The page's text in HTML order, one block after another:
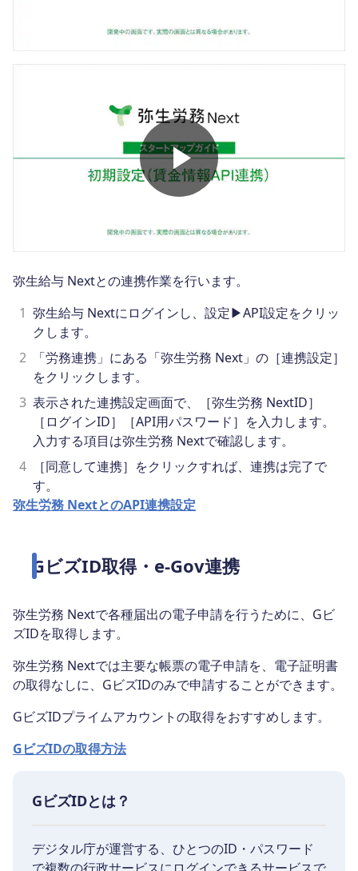
弥生給与 Nextとの連携作業を行います。
1 弥生給与 Nextにログインし、設定▶API設定をクリッ
クします。
2
「労務連携」にある「弥生労務 Next」の［連携設定］
をクリックします。
3 表示された連携設定画面で、［弥生労務 NextID］
［ログインID］［API用パスワード］を入力します。
入力する項目は弥生労務 Nextで確認します。
4
［同意して連携］をクリックすれば、連携は完了で
す。
弥生労務 NextとのAPI連携設定
GビズID取得・e-Gov連携
弥生労務 Nextで各種届出の電子申請を行うために、Gビ
ズIDを取得します。
弥生労務 Nextでは主要な帳票の電子申請を、電子証明書
の取得なしに、GビズIDのみで申請することができます。
GビズIDプライムアカウントの取得をおすすめします。
GビズIDの取得方法
GビズIDとは？
デジタル庁が運営する、ひとつのID・パスワード
で複数の行政サービスにログインできるサービスで